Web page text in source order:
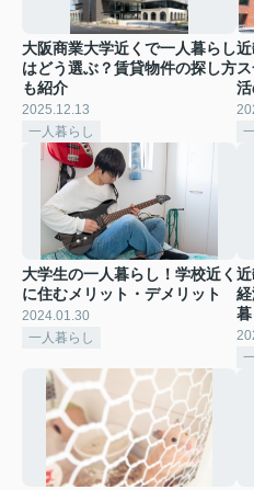
大阪商業大学近くで一人暮らし
はどう選ぶ？賃貸物件の探し方
も紹介
2025.12.13
一人暮らし
大学生の一人暮らし！学校近く
に住むメリット・デメリット
2024.01.30
一人暮らし